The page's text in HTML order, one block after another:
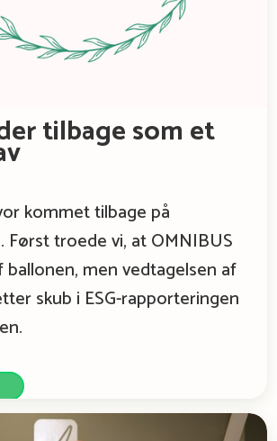
tilbage som et
kommet tilbage på
Først troede vi, at OMNIBUS
men vedtagelsen af
skub i ESG-rapporteringen